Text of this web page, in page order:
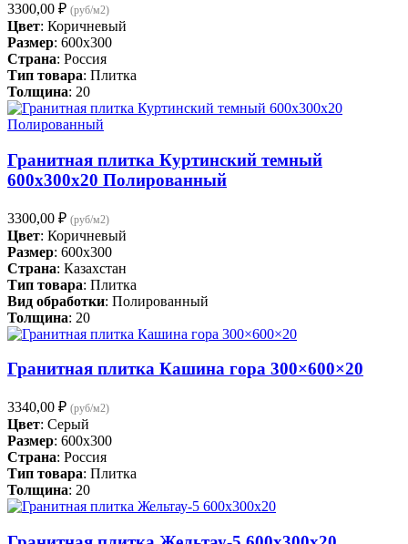
3300,00 ₽ (руб/м2)
Цвет: Коричневый
Размер: 600x300
Страна: Россия
Тип товара: Плитка
Толщина: 20
Гранитная плитка Куртинский темный
600х300х20 Полированный
3300,00 ₽ (руб/м2)
Цвет: Коричневый
Размер: 600x300
Страна: Казахстан
Тип товара: Плитка
Вид обработки: Полированный
Толщина: 20
Гранитная плитка Кашина гора 300×600×20
3340,00 ₽ (руб/м2)
Цвет: Серый
Размер: 600x300
Страна: Россия
Тип товара: Плитка
Толщина: 20